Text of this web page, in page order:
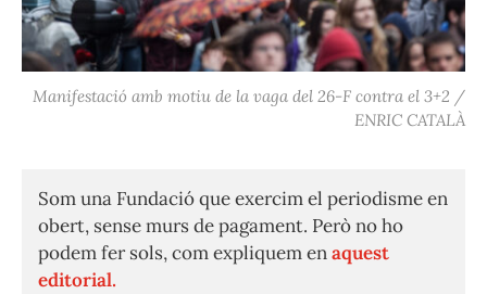
Manifestació amb motiu de la vaga del 26-F contra el 3+2 /
ENRIC CATALÀ
Som una Fundació que exercim el periodisme en
obert, sense murs de pagament. Però no ho
podem fer sols, com expliquem enaquest
editorial.